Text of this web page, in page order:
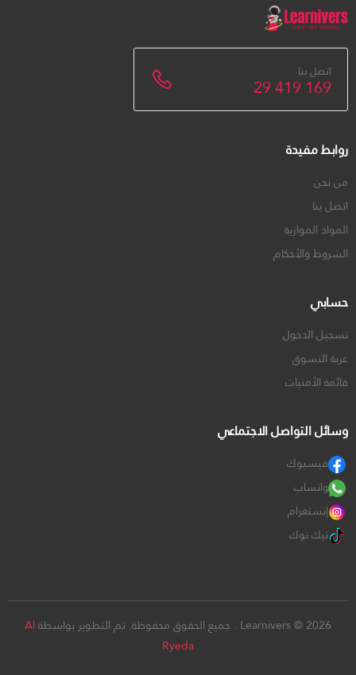
اتصل بنا
29 419 169
روابط مفيدة
من نحن
اتصل بنا
المواد الموازية
الشروط والأحكام
حسابي
تسجيل الدخول
عربة التسوق
قائمة الأمنيات
وسائل التواصل الاجتماعي
فيسبوك
واتساب
إنستغرام
تيك توك
Learnivers © 2026 . جميع الحقوق محفوظة. تم التطوير بواسطة
Al
Ryeda